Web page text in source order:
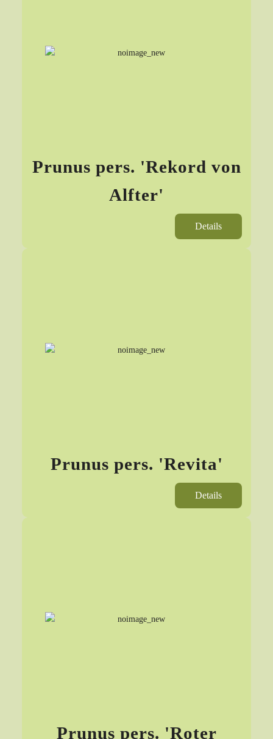
Prunus pers. 'Rekord von
Alfter'
Details
Prunus pers. 'Revita'
Details
Prunus pers. 'Roter